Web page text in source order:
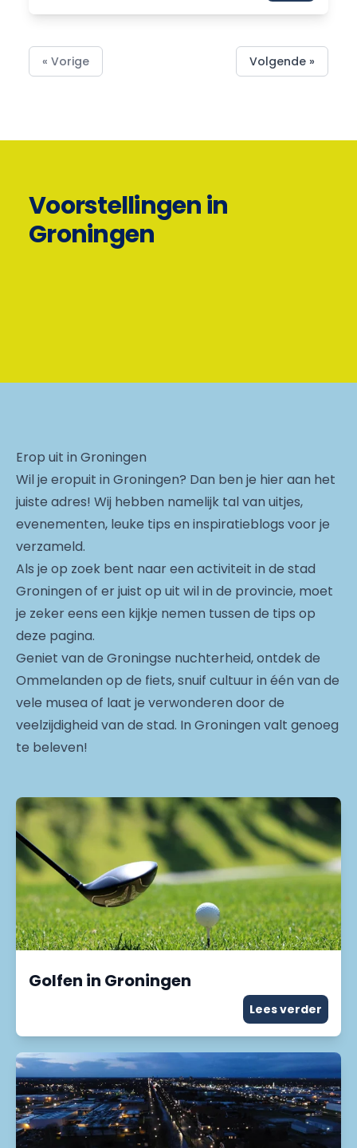
« Vorige Volgende »
Voorstellingen in
Groningen
Erop uit in Groningen
Wil je eropuit in Groningen? Dan ben je hier aan het
juiste adres! Wij hebben namelijk tal van uitjes,
evenementen, leuke tips en inspiratieblogs voor je
verzameld.
Als je op zoek bent naar een activiteit in de stad
Groningen of er juist op uit wil in de provincie, moet
je zeker eens een kijkje nemen tussen de tips op
deze pagina.
Geniet van de Groningse nuchterheid, ontdek de
Ommelanden op de fiets, snuif cultuur in één van de
vele musea of laat je verwonderen door de
veelzijdigheid van de stad. In Groningen valt genoeg
te beleven!
Golfen in Groningen
Lees verder